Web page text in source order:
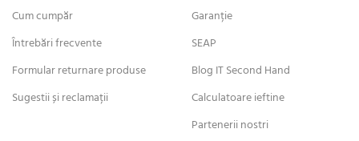
Cum cumpăr
Întrebări frecvente
Formular returnare produse
Sugestii și reclamații
Garanție
SEAP
Blog IT Second Hand
Calculatoare ieftine
Partenerii nostri